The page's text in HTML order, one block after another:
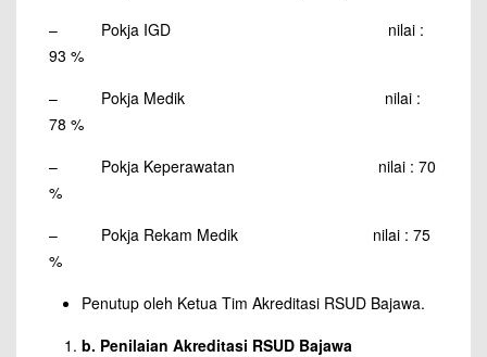
– Pokja IGD nilai :
93 %
– Pokja Medik nilai :
78 %
– Pokja Keperawatan nilai : 70
%
– Pokja Rekam Medik nilai : 75
%
Penutup oleh Ketua Tim Akreditasi RSUD Bajawa.
b. Penilaian Akreditasi RSUD Bajawa